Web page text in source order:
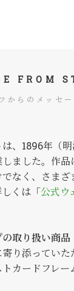
FROM
からのメッセー
、1896年（
ました。作品
なく、さまざ
くは「公式ウ
取り扱い商品
り添っていた
トカードフレ